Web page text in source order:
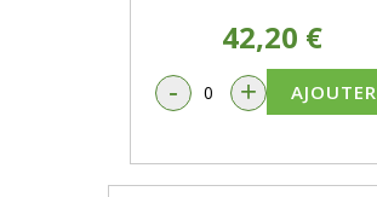
42,20 €
- + AJOUTER